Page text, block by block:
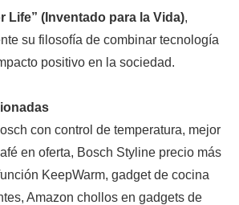
Life” (Inventado para la Vida),
su filosofía de combinar tecnología
positivo en la sociedad.
con control de temperatura, mejor
en oferta, Bosch Styline precio más
KeepWarm, gadget de cocina
Amazon chollos en gadgets de